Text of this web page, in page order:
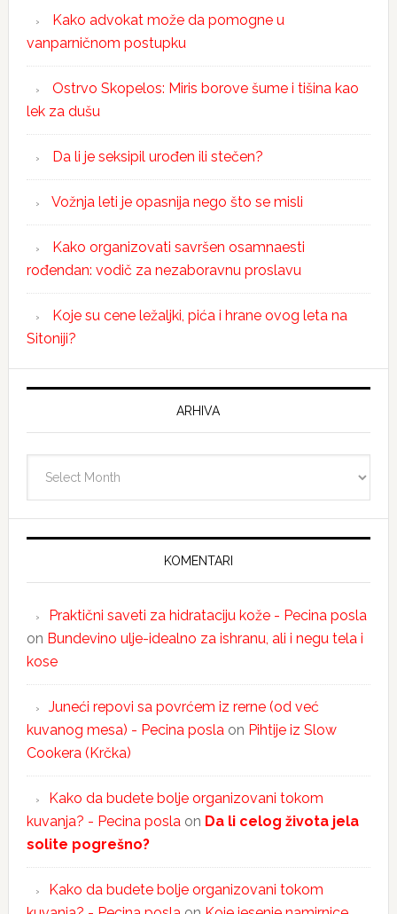
Kako advokat može da pomogne u
vanparničnom postupku
Ostrvo Skopelos: Miris borove šume i tišina kao
lek za dušu
Da li je seksipil urođen ili stečen?
Vožnja leti je opasnija nego što se misli
Kako organizovati savršen osamnaesti
rođendan: vodič za nezaboravnu proslavu
Koje su cene ležaljki, pića i hrane ovog leta na
Sitoniji?
ARHIVA
KOMENTARI
Praktični saveti za hidrataciju kože - Pecina posla
on Bundevino ulje-idealno za ishranu, ali i negu tela i
kose
Juneći repovi sa povrćem iz rerne (od već
kuvanog mesa) - Pecina poslaon Pihtije iz Slow
Cookera (Krčka)
Kako da budete bolje organizovani tokom
kuvanja? - Pecina poslaon Da li celog života jela
solite pogrešno?
Kako da budete bolje organizovani tokom